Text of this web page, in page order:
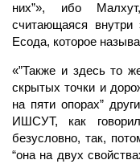
них”», ибо
считающаяся внутри
Есода, которое
«”Также и здесь то
скрытых точки и
на пяти опорах”
ИШСУТ, как
безусловно, так,
“она на двух